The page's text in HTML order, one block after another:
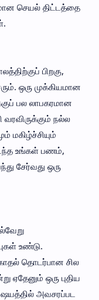
செயல் திட்டத்தை
பிறகு,
ஒரு முக்கியமான
பல லாபகரமான
வரவிருக்கும் நல்ல
மகிழ்ச்சியும்
உங்கள் பணம்,
சேர்வது ஒரு
உண்டு.
தொடர்பான சில
ஒரு புதிய
அவசரப்பட